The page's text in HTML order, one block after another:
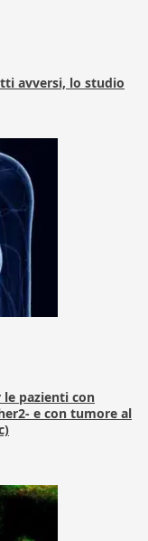
avversi, lo studio
pazienti con
e con tumore al